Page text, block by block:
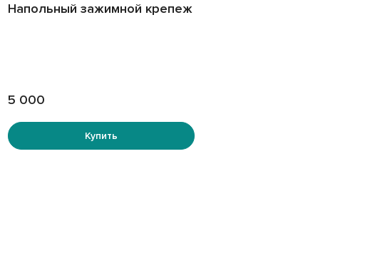
Напольный зажимной крепеж
5 000
Купить